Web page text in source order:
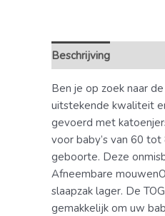
Beschrijving
Ben je op zoek naar
uitstekende kwaliteit
gevoerd met
voor baby’s van 60
geboorte. Deze
Afneembare
slaapzak lager. De
gemakkelijk om uw